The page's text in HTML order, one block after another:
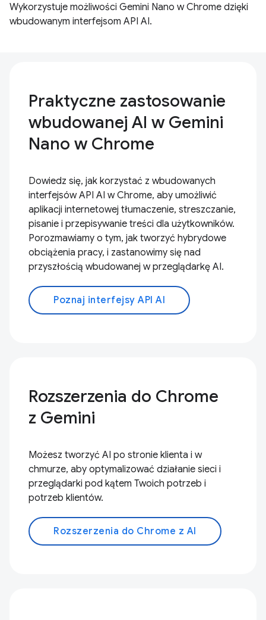
Wykorzystuje możliwości Gemini Nano w Chrome dzięki
wbudowanym interfejsom API AI.
Praktyczne zastosowanie
wbudowanej AI w Gemini
Nano w Chrome
Dowiedz się, jak korzystać z wbudowanych
interfejsów API AI w Chrome, aby umożliwić
aplikacji internetowej tłumaczenie, streszczanie,
pisanie i przepisywanie treści dla użytkowników.
Porozmawiamy o tym, jak tworzyć hybrydowe
obciążenia pracy, i zastanowimy się nad
przyszłością wbudowanej w przeglądarkę AI.
Poznaj interfejsy API AI
Rozszerzenia do Chrome
z Gemini
Możesz tworzyć AI po stronie klienta i w
chmurze, aby optymalizować działanie sieci i
przeglądarki pod kątem Twoich potrzeb i
potrzeb klientów.
Rozszerzenia do Chrome z AI